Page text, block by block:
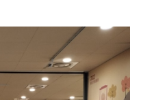
仁和創始於1927年。